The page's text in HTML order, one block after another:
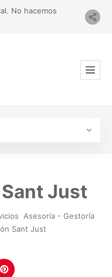
No hacemos
Just
Asesoría - Gestoría
Sant Just